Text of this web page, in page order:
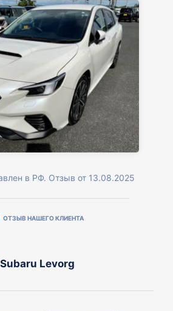
в РФ. Отзыв от 13.08.2025
ОТЗЫВ НАШЕГО КЛИЕНТА
Subaru Levorg